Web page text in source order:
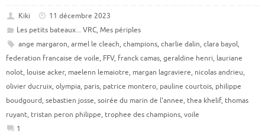
Kiki
11 décembre 2023
Les petits bateaux... VRC, Mes périples
ange margaron, armel le cleach, champions, charlie dalin, clara bayol,
federation francaise de voile, FFV, franck camas, geraldine henri, lauriane
nolot, louise acker, maelenn lemaiotre, margan lagraviere, nicolas andrieu,
olivier ducruix, olympia, paris, patrice montero, pauline courtois, philippe
boudgourd, sebastien josse, soirée du marin de l'annee, thea khelif, thomas
ruyant, tristan peron philippe, trophee des champions, voile
1